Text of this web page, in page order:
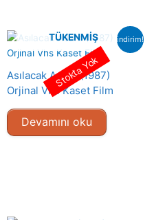
indirim!
TÜKENMIŞ
Asılacak Adam (1987)
Orjinal Vhs Kaset Film
Devamını oku
Stokta Yok